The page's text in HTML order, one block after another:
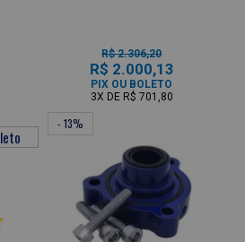
R$ 2.306,20
R$ 2.000,13
PIX OU BOLETO
3X DE R$ 701,80
- 13%